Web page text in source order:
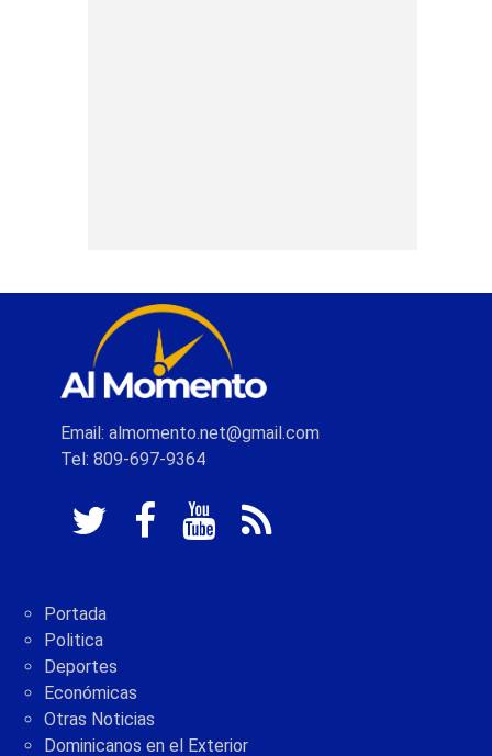
Email: almomento.net@gmail.com
Tel: 809-697-9364
Portada
Politica
Deportes
Económicas
Otras Noticias
Dominicanos en el Exterior